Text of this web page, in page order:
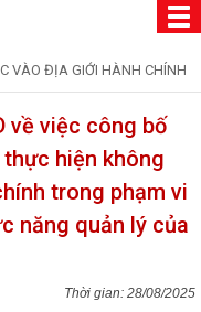
VÀO ĐỊA GIỚI HÀNH CHÍNH
về việc công bố
hiện không
trong phạm vi
năng quản lý của
28/08/2025